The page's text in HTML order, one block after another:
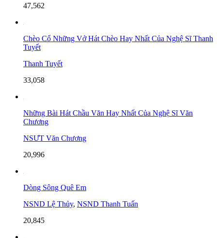
47,562
Chèo Cổ Những Vở Hát Chèo Hay Nhất Của Nghệ Sĩ Thanh
Tuyết
Thanh Tuyết
33,058
Những Bài Hát Chầu Văn Hay Nhất Của Nghệ Sĩ Văn
Chương
NSƯT Văn Chương
20,996
Dòng Sông Quê Em
NSND Lệ Thủy, NSND Thanh Tuấn
20,845